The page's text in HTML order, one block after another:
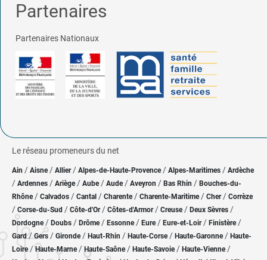
Partenaires
Partenaires Nationaux
Le réseau promeneurs du net
Ain / Aisne/ Allier/ Alpes-de-Haute-Provence / Alpes-Maritimes / Ardèche
/ Ardennes / Ariège/ Aube/ Aude / Aveyron / Bas Rhin / Bouches-du-
Rhône/ Calvados / Cantal / Charente / Charente-Maritime/ Cher / Corrèze
/ Corse-du-Sud / Côte-d'Or / Côtes-d'Armor/ Creuse/ Deux Sèvres /
Dordogne/ Doubs / Drôme/ Essonne / Eure/ Eure-et-Loir / Finistère/
Gard/Gers / Gironde/ Haut-Rhin / Haute-Corse/ Haute-Garonne/ Haute-
Loire/Haute-Marne/ Haute-Saône/ Haute-Savoie/ Haute-Vienne/